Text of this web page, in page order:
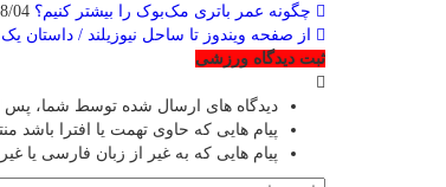
چگونه عمر باتری مک‌بوک را بیشتر کنیم؟
از صفحه ویندوز تا ساحل نیوزیلند / داستان
ثبت دیدگاه ورزشی
دیدگاه های ارسال شده توسط شما، پس
پیام هایی که حاوی تهمت یا افترا باشد
پیام هایی که به غیر از زبان فارسی یا